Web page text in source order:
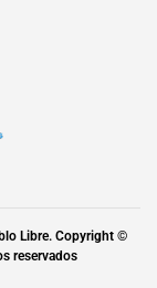
Libre. Copyright ©
reservados